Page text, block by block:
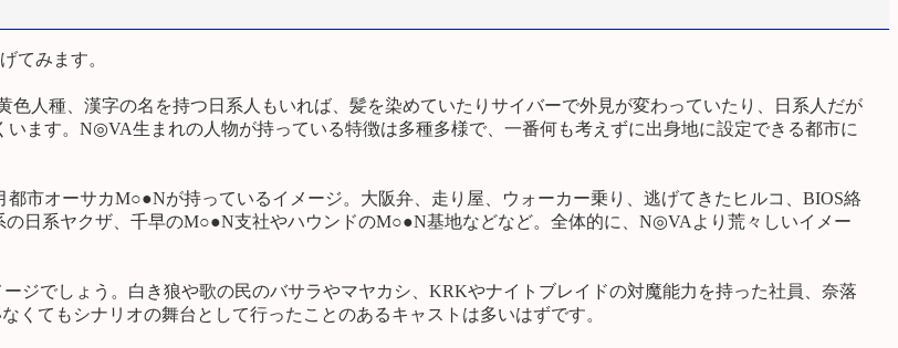
てみます。
人種、漢字の名を持つ日系人もいれば、髪を染めていたりサイバーで外見が変わっていたり、日系人だが
ます。N◎VA生まれの人物が持っている特徴は多種多様で、一番何も考えずに出身地に設定できる都市に
市オーサカM○●Nが持っているイメージ。大阪弁、走り屋、ウォーカー乗り、逃げてきたヒルコ、BIOS絡
日系ヤクザ、千早のM○●N支社やハウンドのM○●N基地などなど。全体的に、N◎VAより荒々しいイメー
でしょう。白き狼や歌の民のバサラやマヤカシ、KRKやナイトブレイドの対魔能力を持った社員、奈落
てもシナリオの舞台として行ったことのあるキャストは多いはずです。